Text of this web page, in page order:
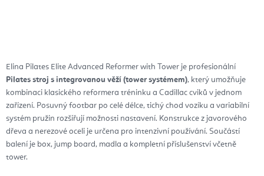
Elina Pilates Elite Advanced Reformer with Tower je profesionální
Pilates stroj s integrovanou věží (tower systémem), který umožňuje
kombinaci klasického reformera tréninku a Cadillac cviků v jednom
zařízení. Posuvný footbar po celé délce, tichý chod vozíku a variabilní
systém pružin rozšiřují možnosti nastavení. Konstrukce z javorového
dřeva a nerezové oceli je určena pro intenzivní používání. Součástí
balení je box, jump board, madla a kompletní příslušenství včetně
tower.